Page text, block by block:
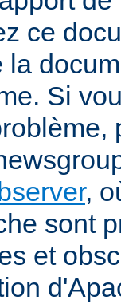
ce
la
Si
,
sont
et